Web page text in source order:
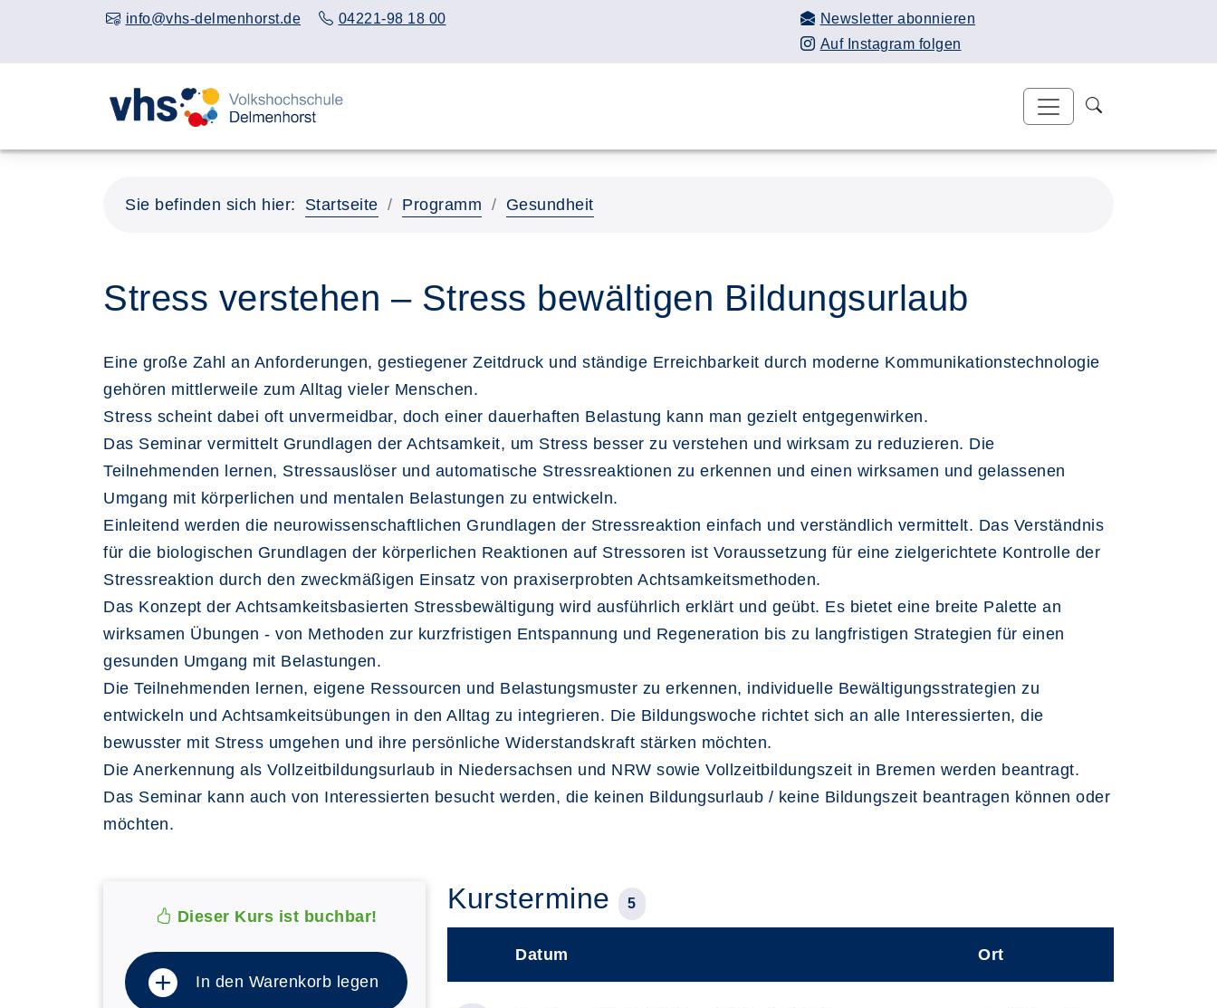
info@vhs-delmenhorst.de 04221-98 18 00
Newsletter abonnieren
Auf Instagram folgen
Sie befinden sich hier: Startseite Programm Gesundheit
Stress verstehen – Stress bewältigen Bildungsurlaub
Eine große Zahl an Anforderungen, gestiegener Zeitdruck und ständige Erreichbarkeit durch moderne Kommunikationstechnologie
gehören mittlerweile zum Alltag vieler Menschen.
Stress scheint dabei oft unvermeidbar, doch einer dauerhaften Belastung kann man gezielt entgegenwirken.
Das Seminar vermittelt Grundlagen der Achtsamkeit, um Stress besser zu verstehen und wirksam zu reduzieren. Die
Teilnehmenden lernen, Stressauslöser und automatische Stressreaktionen zu erkennen und einen wirksamen und gelassenen
Umgang mit körperlichen und mentalen Belastungen zu entwickeln.
Einleitend werden die neurowissenschaftlichen Grundlagen der Stressreaktion einfach und verständlich vermittelt. Das Verständnis
für die biologischen Grundlagen der körperlichen Reaktionen auf Stressoren ist Voraussetzung für eine zielgerichtete Kontrolle der
Stressreaktion durch den zweckmäßigen Einsatz von praxiserprobten Achtsamkeitsmethoden.
Das Konzept der Achtsamkeitsbasierten Stressbewältigung wird ausführlich erklärt und geübt. Es bietet eine breite Palette an
wirksamen Übungen - von Methoden zur kurzfristigen Entspannung und Regeneration bis zu langfristigen Strategien für einen
gesunden Umgang mit Belastungen.
Die Teilnehmenden lernen, eigene Ressourcen und Belastungsmuster zu erkennen, individuelle Bewältigungsstrategien zu
entwickeln und Achtsamkeitsübungen in den Alltag zu integrieren. Die Bildungswoche richtet sich an alle Interessierten, die
bewusster mit Stress umgehen und ihre persönliche Widerstandskraft stärken möchten.
Die Anerkennung als Vollzeitbildungsurlaub in Niedersachsen und NRW sowie Vollzeitbildungszeit in Bremen werden beantragt.
Das Seminar kann auch von Interessierten besucht werden, die keinen Bildungsurlaub / keine Bildungszeit beantragen können oder
möchten.
Dieser Kurs ist buchbar!
In den Warenkorb legen
Kurstermine 5
Datum Ort